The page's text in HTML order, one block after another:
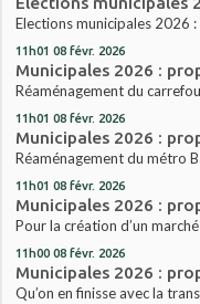
Elections municipales 2026
11h01 08 févr. 2026
Municipales 2026 :
Réaménagement du
11h01 08 févr. 2026
Municipales 2026 :
Réaménagement du métro
11h01 08 févr. 2026
Municipales 2026 :
Pour la création d’un
11h00 08 févr. 2026
Municipales 2026 :
Qu’on en finisse avec la